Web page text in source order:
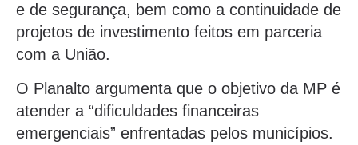
e de segurança, bem como a continuidade de
projetos de investimento feitos em parceria
com a União.
O Planalto argumenta que o objetivo da MP é
atender a “dificuldades financeiras
emergenciais” enfrentadas pelos municípios.